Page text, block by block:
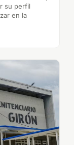
su perfil
en la